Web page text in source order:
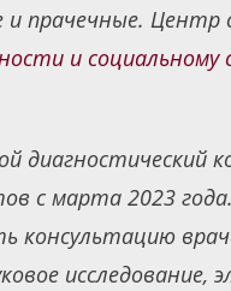
прачечные. Центр
и социальному
диагностический
с марта 2023
консультацию
исследование,